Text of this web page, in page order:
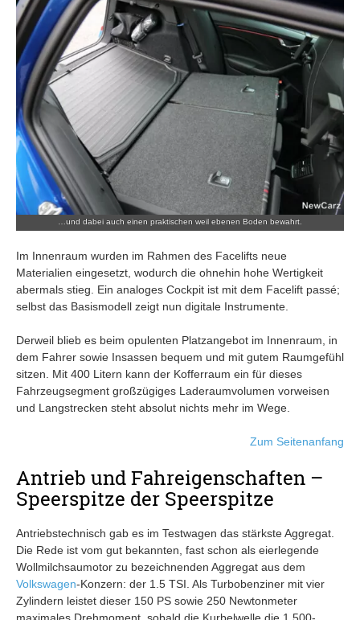
bereitstellt…
…und dabei auch einen praktischen weil ebenen Boden bewahrt.
Im Innenraum wurden im Rahmen des Facelifts neue
Materialien eingesetzt, wodurch die ohnehin hohe Wertigkeit
abermals stieg. Ein analoges Cockpit ist mit dem Facelift passé;
selbst das Basismodell zeigt nun digitale Instrumente.
Derweil blieb es beim opulenten Platzangebot im Innenraum, in
dem Fahrer sowie Insassen bequem und mit gutem Raumgefühl
sitzen. Mit 400 Litern kann der Kofferraum ein für dieses
Fahrzeugsegment großzügiges Laderaumvolumen vorweisen
und Langstrecken steht absolut nichts mehr im Wege.
Zum Seitenanfang
Antrieb und Fahreigenschaften –
Speerspitze der Speerspitze
Antriebstechnisch gab es im Testwagen das stärkste Aggregat.
Die Rede ist vom gut bekannten, fast schon als eierlegende
Wollmilchsaumotor zu bezeichnenden Aggregat aus dem
Volkswagen-Konzern: der 1.5 TSI. Als Turbobenziner mit vier
Zylindern leistet dieser 150 PS sowie 250 Newtonmeter
maximales Drehmoment, sobald die Kurbelwelle die 1.500-